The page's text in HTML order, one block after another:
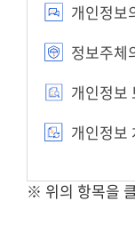
개인정보
정보주체
개인정보
개인정보
※ 위의 항목을